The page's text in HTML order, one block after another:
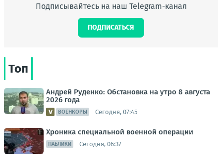
Подписывайтесь на наш Telegram-канал
ПОДПИСАТЬСЯ
Топ
Андрей Руденко: Обстановка на утро 8 августа
2026 года
ВОЕНКОРЫ Сегодня, 07:45
Хроника специальной военной операции
ПАБЛИКИ Сегодня, 06:37